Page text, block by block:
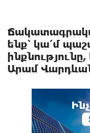
ենք՝ կա՛մ
Արամ